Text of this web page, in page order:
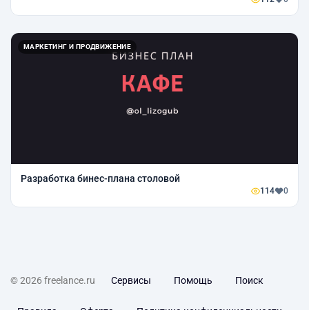
МАРКЕТИНГ И ПРОДВИЖЕНИЕ
Разработка бинес-плана столовой
114 0
© 2026 freelance.ru Сервисы Помощь Поиск